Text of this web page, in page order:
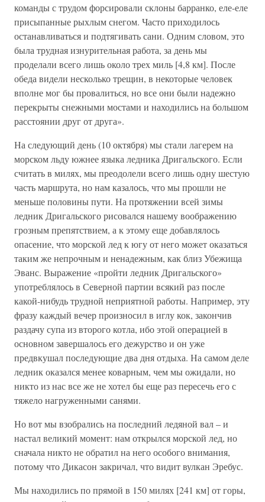
команды с трудом форсировали склоны барранко, еле-еле
присыпанные рыхлым снегом. Часто приходилось
останавливаться и подтягивать сани. Одним словом, это
была трудная изнурительная работа, за день мы
проделали всего лишь около трех миль [4,8 км]. После
обеда видели несколько трещин, в некоторые человек
вполне мог бы провалиться, но все они были надежно
перекрыты снежными мостами и находились на большом
расстоянии друг от друга».
На следующий день (10 октября) мы стали лагерем на
морском льду южнее языка ледника Дригальского. Если
считать в милях, мы преодолели всего лишь одну шестую
часть маршрута, но нам казалось, что мы прошли не
меньше половины пути. На протяжении всей зимы
ледник Дригальского рисовался нашему воображению
грозным препятствием, а к этому еще добавлялось
опасение, что морской лед к югу от него может оказаться
таким же непрочным и ненадежным, как близ Убежища
Эванс. Выражение «пройти ледник Дригальского»
употреблялось в Северной партии всякий раз после
какой-нибудь трудной неприятной работы. Например, эту
фразу каждый вечер произносил в иглу кок, закончив
раздачу супа из второго котла, ибо этой операцией в
основном завершалось его дежурство и он уже
предвкушал последующие два дня отдыха. На самом деле
ледник оказался менее коварным, чем мы ожидали, но
никто из нас все же не хотел бы еще раз пересечь его с
тяжело нагруженными санями.
Но вот мы взобрались на последний ледяной вал – и
настал великий момент: нам открылся морской лед, но
сначала никто не обратил на него особого внимания,
потому что Дикасон закричал, что видит вулкан Эребус.
Мы находились по прямой в 150 милях [241 км] от горы,